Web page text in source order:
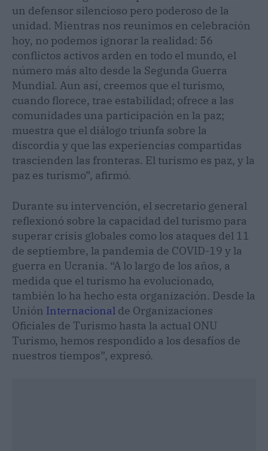
un defensor silencioso pero poderoso de la
unidad. Mientras nos reunimos en celebración
hoy, no podemos ignorar la realidad: 56
conflictos activos arden en todo el mundo, el
número más alto desde la Segunda Guerra
Mundial. Aun así, creemos que el turismo,
cuando florece, trae estabilidad; ofrece a las
comunidades una participación en la paz;
muestra que el diálogo triunfa sobre la
discordia y que las experiencias compartidas
trascienden las fronteras. El turismo es paz, y la
paz es turismo”, afirmó.
Durante su intervención, el secretario general
reflexionó sobre la capacidad del turismo para
superar crisis globales como los ataques del 11
de septiembre, la pandemia de COVID-19 y la
guerra en Ucrania. “A lo largo de los años, a
medida que el turismo ha evolucionado,
también lo ha hecho esta organización. Desde la
Unión Internacional de Organizaciones
Oficiales de Turismo hasta la actual ONU
Turismo, hemos respondido a los desafíos de
nuestros tiempos”, expresó.